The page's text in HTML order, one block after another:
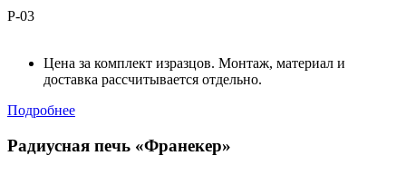
Р-03
Цена за комплект изразцов. Монтаж, материал и
доставка рассчитывается отдельно.
Подробнее
Радиусная печь «Франекер»